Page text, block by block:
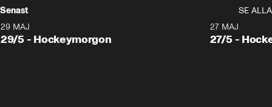
Senast
SE ALLA
29 MAJ
29/5 - Hockeymorgon
27 MAJ
27/5 -